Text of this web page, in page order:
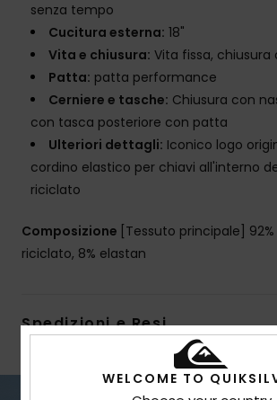
senza tempo
Cucitura esterna: 18"
Vita e chiusura: Vita fissa, chiusura
Patta: patta performance
Cerniere e tasche: Chiusura con
con tasca posteriore con patta
Ulteriori dettagli: Iconico logo
cordino elastico per chiavi all'interno
riciclato
Composizione [Tessuto principale]
riciclato, 8% elastan
Spedizioni e Resi
WELCOME TO